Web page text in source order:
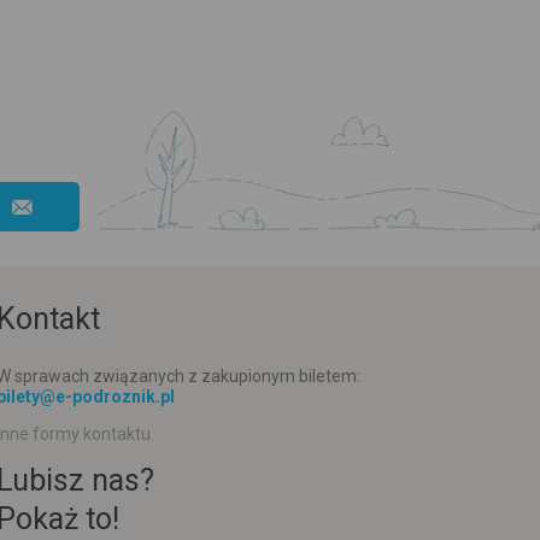
sprawach związanych z zakupionym biletem:
podroznik.pl
formy kontaktu
nas?
to!